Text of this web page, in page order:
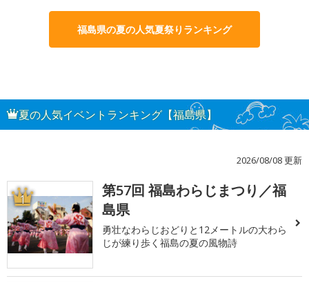
福島県の夏の人気夏祭りランキング
夏の人気イベントランキング【福島県】
2026/08/08 更新
1
第57回 福島わらじまつり／福
島県
勇壮なわらじおどりと12メートルの大わら
じが練り歩く福島の夏の風物詩